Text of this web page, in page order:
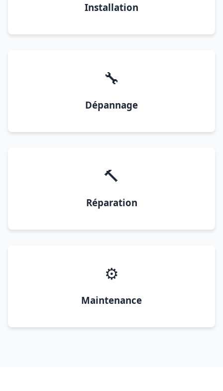
Installation
🔧
Dépannage
🔨
Réparation
⚙️
Maintenance